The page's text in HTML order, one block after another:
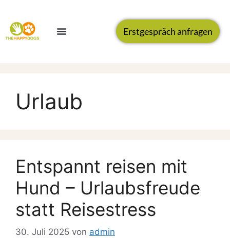
Erstgespräch anfragen
Urlaub
Entspannt reisen mit
Hund – Urlaubsfreude
statt Reisestress
30. Juli 2025 von admin